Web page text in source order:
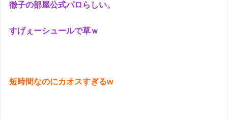
徹子の部屋公式パロらしい。
すげぇーシュールで草ｗ
短時間なのにカオスすぎるw